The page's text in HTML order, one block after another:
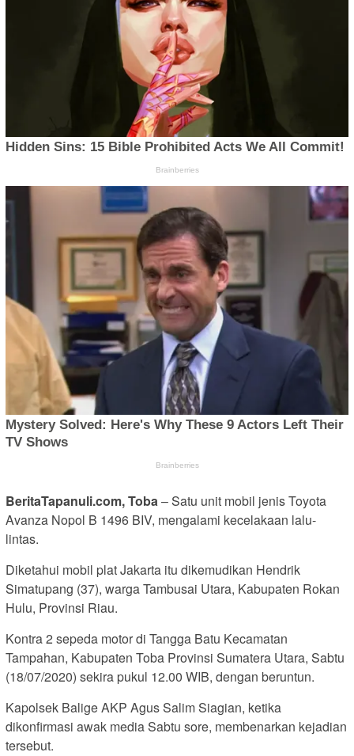
BeritaTapanuli.com, Toba– Satu unit mobil jenis Toyota
Avanza Nopol B 1496 BIV, mengalami kecelakaan lalu-
lintas.
Diketahui mobil plat Jakarta itu dikemudikan Hendrik
Simatupang (37), warga Tambusai Utara, Kabupaten Rokan
Hulu, Provinsi Riau.
Kontra 2 sepeda motor di Tangga Batu Kecamatan
Tampahan, Kabupaten Toba Provinsi Sumatera Utara, Sabtu
(18/07/2020) sekira pukul 12.00 WIB, dengan beruntun.
Kapolsek Balige AKP Agus Salim Siagian, ketika
dikonfirmasi awak media Sabtu sore, membenarkan kejadian
tersebut.